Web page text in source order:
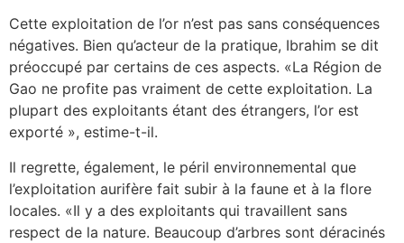
Cette exploitation de l’or n’est pas sans conséquences
négatives. Bien qu’acteur de la pratique, Ibrahim se dit
préoccupé par certains de ces aspects. «La Région de
Gao ne profite pas vraiment de cette exploitation. La
plupart des exploitants étant des étrangers, l’or est
exporté », estime-t-il.
Il regrette, également, le péril environnemental que
l’exploitation aurifère fait subir à la faune et à la flore
locales. «Il y a des exploitants qui travaillent sans
respect de la nature. Beaucoup d’arbres sont déracinés